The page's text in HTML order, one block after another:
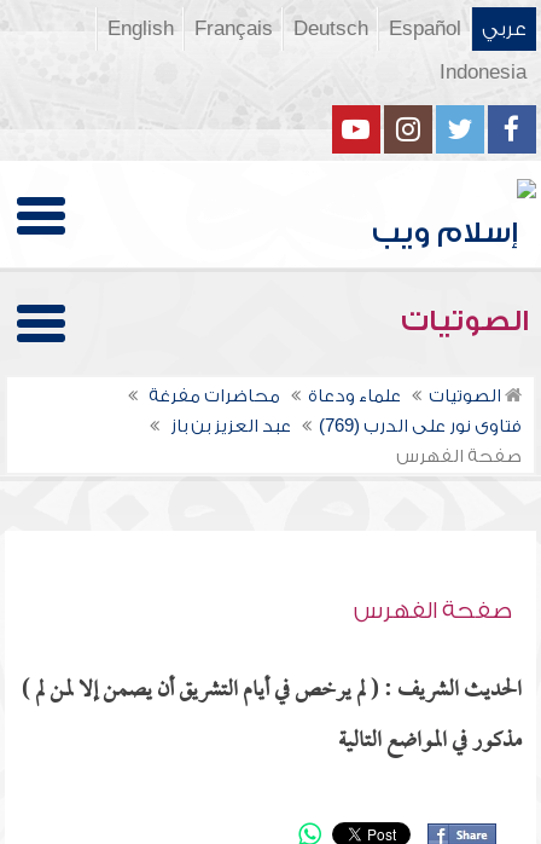
عربي Español
Deutsch
Français
English
Indonesia
الصوتيات
الصوتيات علماء ودعاة
محاضرات مفرغة
فتاوى نور على الدرب (769)
عبد العزيز بن باز
صفحة الفهرس
صفحة الفهرس
الحديث الشريف : ( لم يرخص في أيام التشريق أن يصمن إلا لمن لم )
مذكور في المواضع التالية